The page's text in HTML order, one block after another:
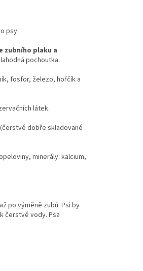
psy.
zubního plaku a
pochoutka.
fosfor, železo, hořčík a
látek.
dobře skladované
minerály: kalcium,
po výměně zubů. Psi by
čerstvé vody. Psa